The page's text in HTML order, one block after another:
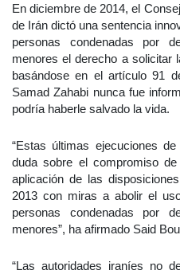
En diciembre de 2014, el
de Irán dictó una sentencia
personas condenadas por
menores el derecho a solicitar
basándose en el artículo 91
Samad Zahabi nunca fue
podría haberle salvado la vida.
“Estas últimas ejecuciones
duda sobre el compromiso
aplicación de las
2013 con miras a abolir el
personas condenadas por
menores”, ha afirmado Said
“Las autoridades iraníes no